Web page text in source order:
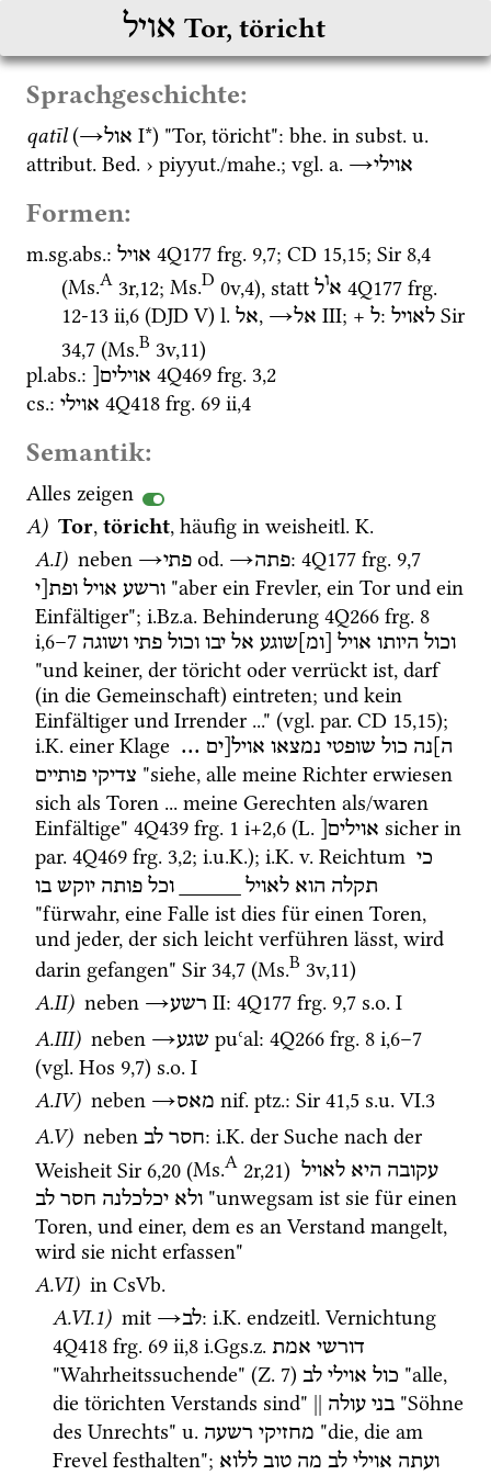
אויל Tor, töricht
Sprachgeschichte:
qatīl (→אול ‎ I*) "Tor, töricht": bhe. in subst. u.
attribut. Bed. › piyyut./mahe.; vgl. a. →אוילי
Formen:
m.sg.abs.: אויל 4Q177 frg. 9,7; CD 15,15; Sir 8,4
(Ms.A 3r,12; Ms.D 0v,4), statt אול 4Q177 frg.
12-13 ii,6 (DJD V) l. אל, →אל ‎ III; + ל: לאויל Sir
34,7 (Ms.B 3v,11)
pl.abs.: אוילים[ 4Q469 frg. 3,2
cs.: אוילי 4Q418 frg. 69 ii,4
Semantik:
Alles zeigen
A) Tor, töricht, häufig in weisheitl. K.
A.I) neben →פתי od. →פתה: 4Q177 frg. 9,7
ורשע אויל ופת[י
"aber ein Frevler, ein Tor und ein
Einfältiger"; i.Bz.a. Behinderung 4Q266 frg. 8
i,6–7 וכול היותו אויל [ומ]שוגע אל יבו וכול פתי ושוגה
"und keiner, der töricht oder verrückt ist, darf
(in die Gemeinschaft) eintreten; und kein
Einfältiger und Irrender ..." (vgl. par. CD 15,15
i.K. einer Klage ה]נה כול שופטי נמצאו אויל[ים ...
צדיקי פותיים
"siehe, alle meine Richter erwiesen
sich als Toren ... meine Gerechten als/waren
Einfältige" 4Q439 frg. 1 i+2,6 (L. אוילים[
par. 4Q469 frg. 3,2; i.u.K.); i.K. v. Reichtum כי
תקלה הוא לאויל וכל פותה יוקש בו
"fürwahr, eine Falle ist dies für einen Toren,
und jeder, der sich leicht verführen lässt, wird
darin gefangen" Sir 34,7 (Ms.B 3v,11)
A.II) neben →רשע ‎ II: 4Q177 frg. 9,7 s.o. I
A.III) neben →שגע puʿal: 4Q266 frg. 8 i,6–7
(vgl. Hos 9,7) s.o. I
A.IV) neben →מאס nif. ptz.: Sir 41,5 s.u. VI.3
A.V) neben חסר לב : i.K. der Suche nach der
Weisheit Sir 6,20 (Ms.A 2r,21) עקובה היא לאויל
ולא יכלכלנה חסר לב
"unwegsam ist sie für einen
Toren, und einer, dem es an Verstand mangelt,
wird sie nicht erfassen"
A.VI) in CsVb.
A.VI.1) mit →לב: i.K. endzeitl.
4Q418 frg. 69 ii,8 i.Ggs.z. דורשי אמת
"Wahrheitssuchende" (Z. 7) כול אוילי לב
"alle,
die törichten Verstands sind" || בני עולה "Söhne
des Unrechts" u. מחזיקי רשעה
"die, die am
Frevel festhalten";
ועתה אוילי לב מה טוב ללוא